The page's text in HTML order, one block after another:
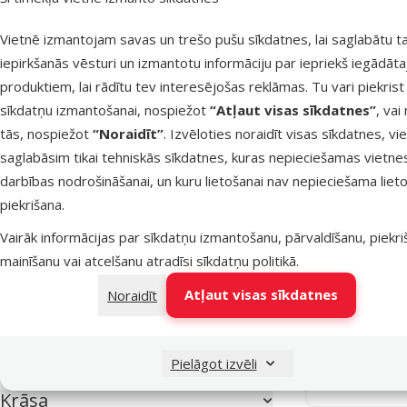
Vietnē izmantojam savas un trešo pušu sīkdatnes, lai saglabātu
iepirkšanās vēsturi un izmantotu informāciju par iepriekš
produktiem, lai rādītu tev interesējošas reklāmas. Tu vari piekrist
sīkdatņu izmantošanai, nospiežot “Atļaut visas sīkdatnes”, vai
tās, nospiežot “Noraidīt”. Izvēloties noraidīt visas sīkdatnes,
saglabāsim tikai tehniskās sīkdatnes, kuras nepieciešamas
darbības nodrošināšanai, un kuru lietošanai nav nepieciešama
piekrišana.
Vairāk informācijas par sīkdatņu izmantošanu, pārvaldīšanu,
mainīšanu vai atcelšanu atradīsi sīkdatņu politikā.
Noraidīt
Atļaut visas sīkdatnes
Pielāgot izvēli
Džuta
1
Gumija
27
Koks
Kokvilna
5
Neilons
6
Plīšs
3
12
Krāsa
Rotaļlieta